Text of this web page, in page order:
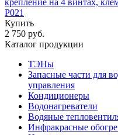
крепление на 4 винтах,
P021
Купить
2 750 руб.
Каталог продукции
ТЭНы
Запасные части для
управления
Кондиционеры
Водонагреватели
Водяные
Инфракрасные